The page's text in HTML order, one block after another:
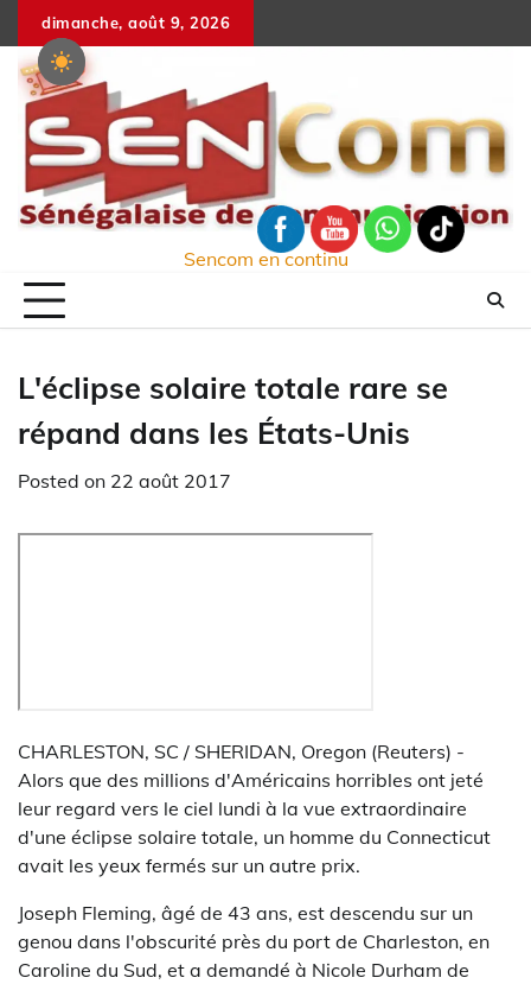
to
content
dimanche, août 9, 2026
Sencom en continu
L'éclipse solaire totale rare se
répand dans les États-Unis
Posted on 22 août 2017
CHARLESTON, SC / SHERIDAN, Oregon (Reuters) -
Alors que des millions d'Américains horribles ont jeté
leur regard vers le ciel lundi à la vue extraordinaire
d'une éclipse solaire totale, un homme du Connecticut
avait les yeux fermés sur un autre prix.
Joseph Fleming, âgé de 43 ans, est descendu sur un
genou dans l'obscurité près du port de Charleston, en
Caroline du Sud, et a demandé à Nicole Durham de